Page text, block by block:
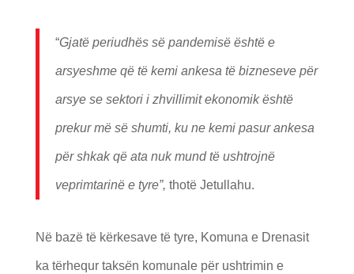
“Gjatë periudhës së pandemisë është e
arsyeshme që të kemi ankesa të bizneseve për
arsye se sektori i zhvillimit ekonomik është
prekur më së shumti, ku ne kemi pasur ankesa
për shkak që ata nuk mund të ushtrojnë
veprimtarinë e tyre”, thotë Jetullahu.
Në bazë të kërkesave të tyre, Komuna e Drenasit
ka tërhequr taksën komunale për ushtrimin e